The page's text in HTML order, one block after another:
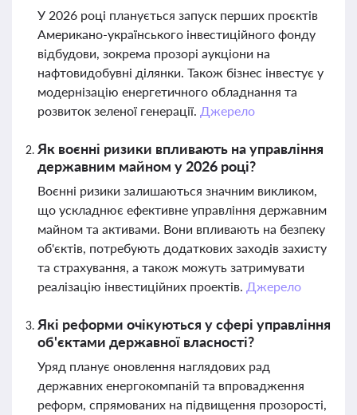
У 2026 році планується запуск перших проєктів
Американо-українського інвестиційного фонду
відбудови, зокрема прозорі аукціони на
нафтовидобувні ділянки. Також бізнес інвестує у
модернізацію енергетичного обладнання та
розвиток зеленої генерації. Джерело
Як воєнні ризики впливають на управління
державним майном у 2026 році?
Воєнні ризики залишаються значним викликом,
що ускладнює ефективне управління державним
майном та активами. Вони впливають на безпеку
об'єктів, потребують додаткових заходів захисту
та страхування, а також можуть затримувати
реалізацію інвестиційних проектів. Джерело
Які реформи очікуються у сфері управління
об'єктами державної власності?
Уряд планує оновлення наглядових рад
державних енергокомпаній та впровадження
реформ, спрямованих на підвищення прозорості,